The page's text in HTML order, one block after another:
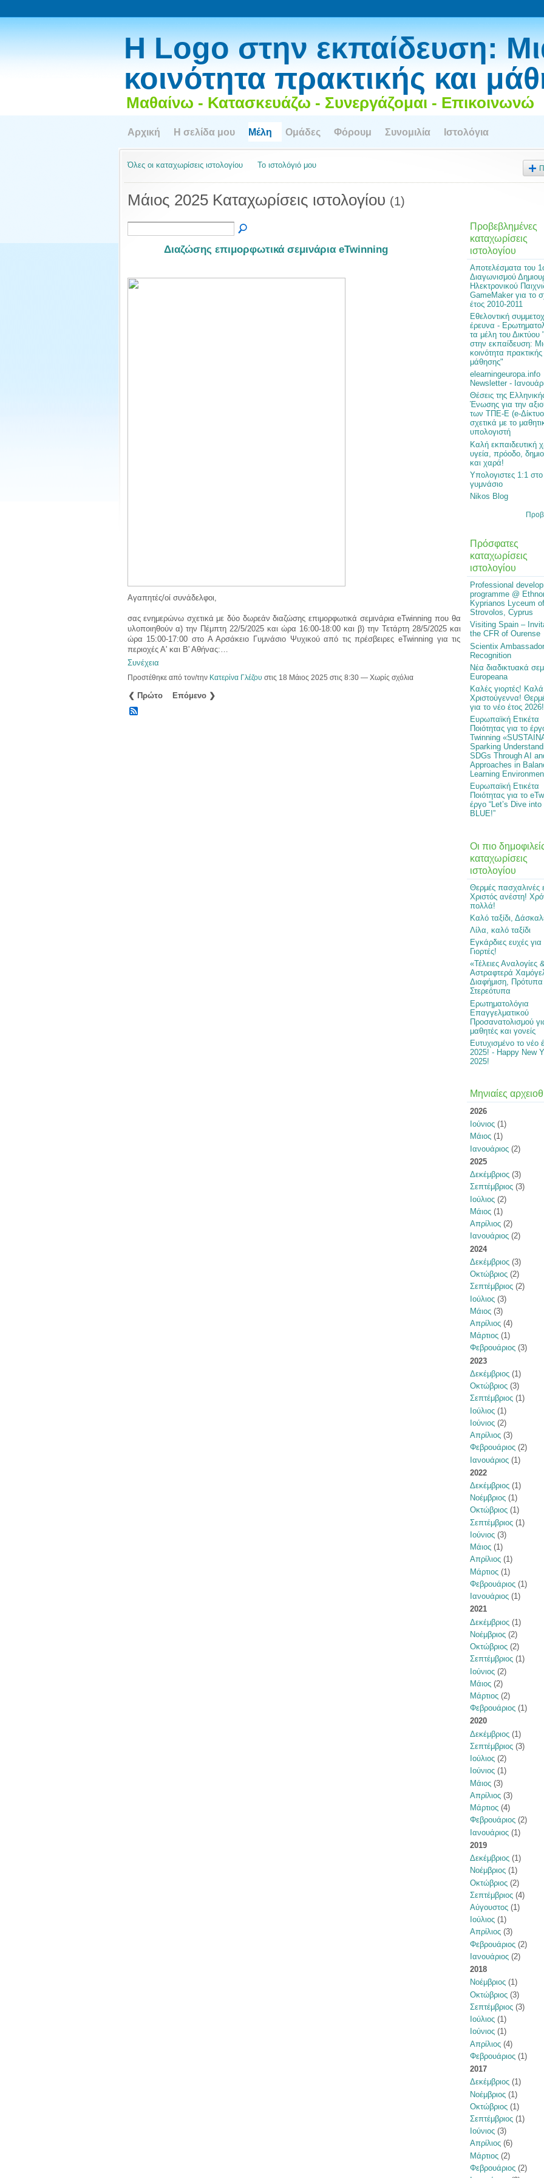
Η Logo στην εκπαίδευση:
κοινότητα πρακτικής και
Μαθαίνω - Κατασκευάζω - Συνεργάζομαι - Επικοινωνώ
Αρχική Η σελίδα μου Μέλη Ομάδες Φόρουμ Συνομιλία Ιστολόγια
Όλες οι καταχωρίσεις ιστολογίου Το ιστολόγιό μου
Μάιος 2025 Καταχωρίσεις ιστολογίου (1)
Διαζώσης επιμορφωτικά σεμινάρια eTwinning
Αγαπητές/οί συνάδελφοι,
σας ενημερώνω σχετικά με δύο δωρεάν διαζώσης επιμορφωτικά σεμινάρια eTwinning που θα
υλοποιηθούν α) την Πέμπτη 22/5/2025 και ώρα 16:00-18:00 και β) την Τετάρτη 28/5/2025 και
ώρα 15:00-17:00 στο Α Αρσάκειο Γυμνάσιο Ψυχικού από τις πρέσβειρες eTwinning για τις
περιοχές Α' και Β' Αθήνας:…
Συνέχεια
Προστέθηκε από τον/την Κατερίνα Γλέζου στις 18 Μάιος 2025 στις 8:30 — Χωρίς σχόλια
❮ Πρώτο Επόμενο ❯
Προβεβλημένες
καταχωρίσεις
ιστολογίου
Αποτελέσματα του
Διαγωνισμού
Ηλεκτρονικού
GameMaker για το
έτος 2010-2011
Εθελοντική
έρευνα -
τα μέλη του
στην εκπαίδευση:
κοινότητα πρακτικής
μάθησης"
elearningeuropa.info
Newsletter -
Θέσεις της
Ένωσης για την
των ΤΠΕ-Ε (e-
σχετικά με το
υπολογιστή
Καλή εκπαιδευτική
υγεία, πρόοδο,
και χαρά!
Υπολογιστες 1:1 στο
γυμνάσιο
Nikos Blog
Πρόσφατες
καταχωρίσεις
ιστολογίου
Professional
programme @
Kyprianos Lyceum of
Strovolos, Cyprus
Visiting Spain –
the CFR of Ourense
Scientix Ambassador
Recognition
Νέα διαδικτυακά
Europeana
Καλές γιορτές! Καλά
Χριστούγεννα!
για το νέο έτος 2026!
Ευρωπαϊκή Ετικέτα
Ποιότητας για το
Twinning
Sparking
SDGs Through AI
Approaches in
Learning
Ευρωπαϊκή Ετικέτα
Ποιότητας για το
έργο “Let’s Dive into
BLUE!”
Οι πιο
καταχωρίσεις
ιστολογίου
Θερμές πασχαλινές
Χριστός ανέστη!
πολλά!
Καλό ταξίδι,
Λίλα, καλό ταξίδι
Εγκάρδιες ευχές
Γιορτές!
«Τέλειες Αναλογίες
Αστραφτερά
Διαφήμιση,
Στερεότυπα
Ερωτηματολόγια
Επαγγελματικού
Προσανατολισμού
μαθητές και γονείς
Ευτυχισμένο το νέο
2025! - Happy New
2025!
Μηνιαίες
2026
Ιούνιος(1)
Μάιος(1)
Ιανουάριος(2)
2025
Δεκέμβριος(3)
Σεπτέμβριος(3)
Ιούλιος(2)
Μάιος(1)
Απρίλιος(2)
Ιανουάριος(2)
2024
Δεκέμβριος(3)
Οκτώβριος(2)
Σεπτέμβριος(2)
Ιούλιος(3)
Μάιος(3)
Απρίλιος(4)
Μάρτιος(1)
Φεβρουάριος(3)
2023
Δεκέμβριος(1)
Οκτώβριος(3)
Σεπτέμβριος(1)
Ιούλιος(1)
Ιούνιος(2)
Απρίλιος(3)
Φεβρουάριος(2)
Ιανουάριος(1)
2022
Δεκέμβριος(1)
Νοέμβριος(1)
Οκτώβριος(1)
Σεπτέμβριος(1)
Ιούνιος(3)
Μάιος(1)
Απρίλιος(1)
Μάρτιος(1)
Φεβρουάριος(1)
Ιανουάριος(1)
2021
Δεκέμβριος(1)
Νοέμβριος(2)
Οκτώβριος(2)
Σεπτέμβριος(1)
Ιούνιος(2)
Μάιος(2)
Μάρτιος(2)
Φεβρουάριος(1)
2020
Δεκέμβριος(1)
Σεπτέμβριος(3)
Ιούλιος(2)
Ιούνιος(1)
Μάιος(3)
Απρίλιος(3)
Μάρτιος(4)
Φεβρουάριος(2)
Ιανουάριος(1)
2019
Δεκέμβριος(1)
Νοέμβριος(1)
Οκτώβριος(2)
Σεπτέμβριος(4)
Αύγουστος(1)
Ιούλιος(1)
Απρίλιος(3)
Φεβρουάριος(2)
Ιανουάριος(2)
2018
Νοέμβριος(1)
Οκτώβριος(3)
Σεπτέμβριος(3)
Ιούλιος(1)
Ιούνιος(1)
Απρίλιος(4)
Φεβρουάριος(1)
2017
Δεκέμβριος(1)
Νοέμβριος(1)
Οκτώβριος(1)
Σεπτέμβριος(1)
Ιούνιος(3)
Απρίλιος(6)
Μάρτιος(2)
Φεβρουάριος(2)